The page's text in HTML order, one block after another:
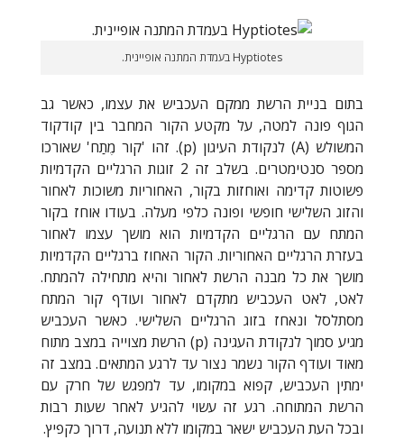
Hyptiotes בעמדת המתנה אופיינית.
בתום בניית הרשת ממקם העכביש את עצמו, כאשר גב
הגוף פונה למטה, על מקטע הקור המחבר בין קודקוד
המשולש (A) לנקודת העיגון (p). זהו 'קור מֶתַח' שאורכו
מספר סנטימטרים. בשלב זה 2 זוגות הרגליים הקדמיות
פשוטות קדימה ואוחזות בקור, האחוריות משוכות לאחור
והזוג השלישי חופשי ופונה כלפי מעלה. בעודו אוחז בקור
המתח עם הרגליים הקדמיות הוא מושך עצמו לאחור
בעזרת הרגליים האחוריות. הקור האחוז ברגליים הקדמיות
מושך את כל מבנה הרשת לאחור והיא מתחילה להמתח.
לאט, לאט העכביש מתקדם לאחור ועודף קור המתח
מסתלסל ונאחז בזוג הרגליים השלישי. כאשר העכביש
מגיע סמוך לנקודת העגינה (p) הרשת מצוייה במצב מתוח
מאוד ועודף הקור נשמר נצור עד לרגע המתאים. במצב זה
ימתין העכביש, קפוא במקומו, עד למפגש של חרק עם
הרשת המתוחה. רגע זה עשוי להגיע לאחר שעות רבות
ובכל העת העכביש ישאר במקומו ללא תנועה, דרוך כקפיץ.